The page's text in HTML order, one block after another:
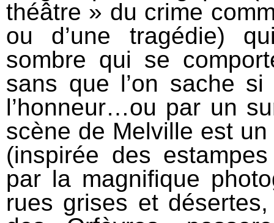
théâtre » du crime
ou d’une tragédie)
sombre qui se
sans que l’on sache
l’honneur…ou par un
scène de Melville est
(inspirée des
par la magnifique
rues grises et